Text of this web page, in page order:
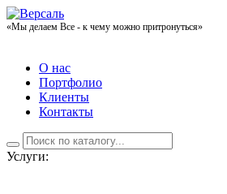
«Мы делаем Все - к чему можно притронуться»
О нас
Портфолио
Клиенты
Контакты
Услуги: